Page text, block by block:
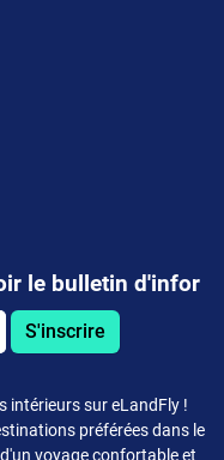
le bulletin d'infor
S'inscrire
intérieurs sur eLandFly !
préférées dans le
voyage confortable et